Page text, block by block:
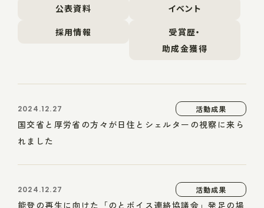
公表資料
イベント
採用情報
受賞歴・
助成金獲得
2024.12.27 活動成果
国交省と厚労省の方々が日住とシェルターの視察に来ら
れました
2024.12.27 活動成果
能登の再生に向けた「のとボイス連絡協議会」発足の場